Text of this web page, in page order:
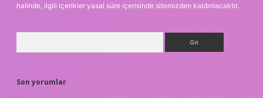
halinde, ilgili içerikler yasal süre içerisinde sitemizden kaldırılacaktır.
Son yorumlar